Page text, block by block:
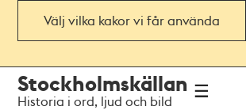
Välj vilka kakor vi får använda
navigationen
huvudinnehållet
Stockholmskällan
Historia i ord, ljud och bild